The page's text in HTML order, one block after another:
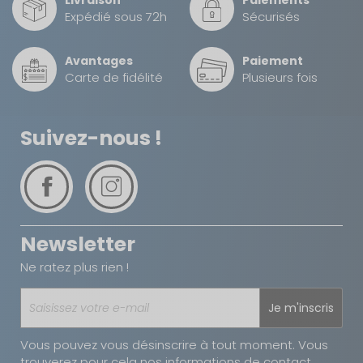
en l’absence de lumière naturelle, comme lors des
Son installation en applique murale, sans perçage
utilisateurs peu expérimentés, tout en libérant
l’espace sous la hotte pour ranger casseroles ou
ustensiles lors des déplacements.
Expédié sous 72h Sécurisés
Avantages
Carte de fidélité
Paiement
Plusieurs fois
Suivez-nous !
Newsletter
Ne ratez plus rien !
Je m'inscris
Vous pouvez vous désinscrire à tout moment. Vous